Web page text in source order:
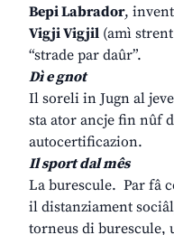
Bepi Labrador,
Vigji Vigjil (amì
“strade par daûr”.
Dì e gnot
Il soreli in Jugn al
sta ator ancje fin nûf
autocertificazion.
Il sport dal mês
La burescule. Par fâ
il distanziament
torneus di burescule,